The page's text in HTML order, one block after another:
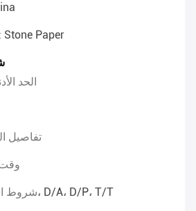
اسم العلامة التجارية: Stone Paper
الحد
تفاصيل
وقت
شروطخطاب الاعتماد، D/A، D/P، T/T